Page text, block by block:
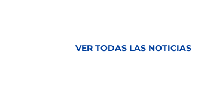
VER TODAS LAS NOTICIAS